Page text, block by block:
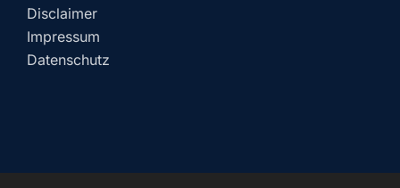
Disclaimer
Impressum
Datenschutz